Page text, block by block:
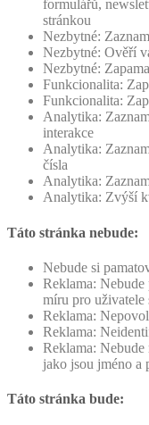
formulářů,
stránkou
Nezbytné:
Nezbytné: Ověří
Nezbytné:
Funkcionalita:
Funkcionalita:
Analytika:
interakce
Analytika:
čísla
Analytika:
Analytika: Zvýší
Táto stránka nebude:
Nebude si
Reklama:
míru pro uživatele
Reklama:
Reklama:
Reklama:
jako jsou jméno a
Táto stránka bude: